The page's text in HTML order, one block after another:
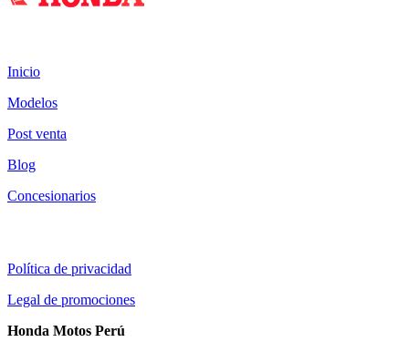
Inicio
Modelos
Post venta
Blog
Concesionarios
Política de privacidad
Legal de promociones
Honda Motos Perú